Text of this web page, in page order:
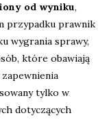
od wyniku,
przypadku prawnik
wygrania sprawy,
które obawiają
tylko w
dotyczących